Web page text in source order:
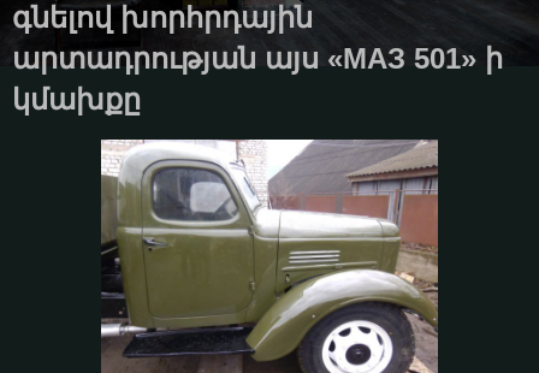
գնելով խորհրդային
արտադրության այս «МАЗ 501» ի
կմախքը